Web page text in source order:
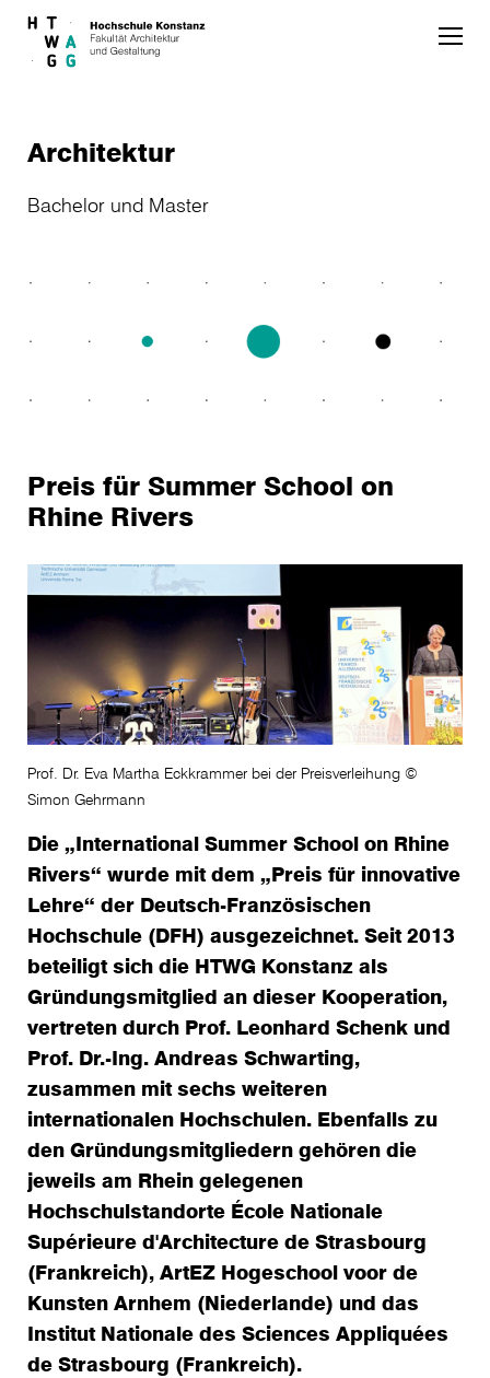
Skip to main content
Architektur
Bachelor und Master
Preis für Summer School on
Rhine Rivers
Prof. Dr. Eva Martha Eckkrammer bei der Preisverleihung ©
Simon Gehrmann
Die „International Summer School on Rhine
Rivers“ wurde mit dem „Preis für innovative
Lehre“ der Deutsch-Französischen
Hochschule (DFH) ausgezeichnet. Seit 2013
beteiligt sich die HTWG Konstanz als
Gründungsmitglied an dieser Kooperation,
vertreten durch Prof. Leonhard Schenk und
Prof. Dr.-Ing. Andreas Schwarting,
zusammen mit sechs weiteren
internationalen Hochschulen. Ebenfalls zu
den Gründungsmitgliedern gehören die
jeweils am Rhein gelegenen
Hochschulstandorte École Nationale
Supérieure d'Architecture de Strasbourg
(Frankreich), ArtEZ Hogeschool voor de
Kunsten Arnhem (Niederlande) und das
Institut Nationale des Sciences Appliquées
de Strasbourg (Frankreich).